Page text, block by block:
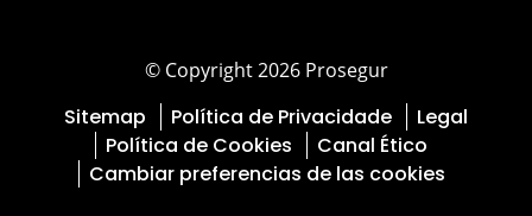
© Copyright 2026 Prosegur
Sitemap Política de Privacidade
Legal
Política de Cookies
Canal Ético
Cambiar preferencias de las cookies